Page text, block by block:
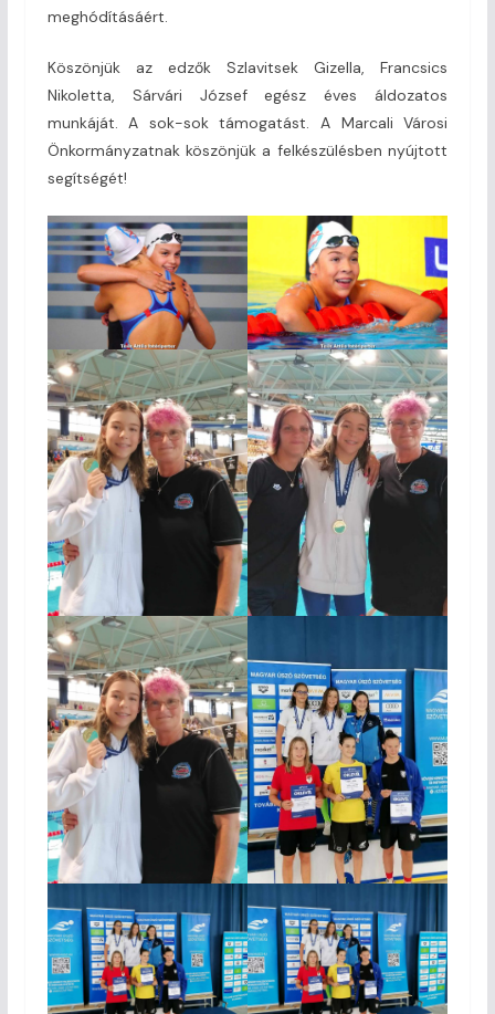
meghódításáért.
Köszönjük az edzők Szlavitsek Gizella, Francsics
Nikoletta, Sárvári József egész éves áldozatos
munkáját. A sok-sok támogatást. A Marcali Városi
Önkormányzatnak köszönjük a felkészülésben nyújtott
segítségét!